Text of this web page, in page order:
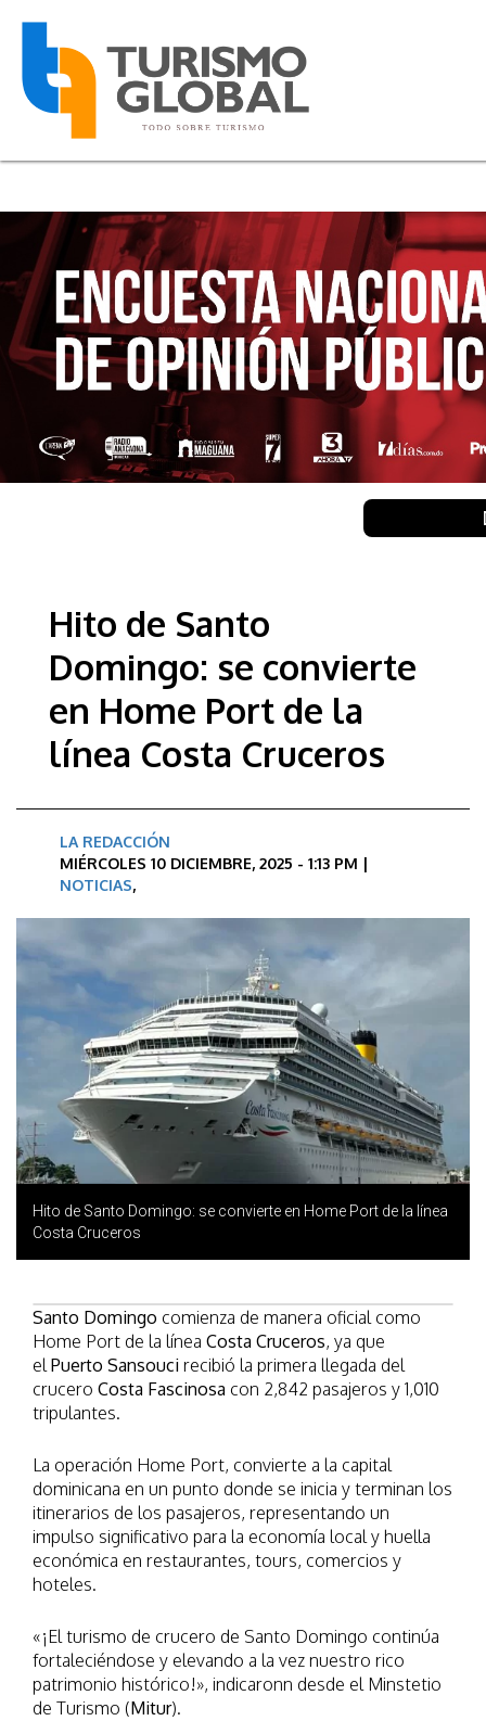
Hito de Santo
Domingo: se convierte
en Home Port de la
línea Costa Cruceros
LA REDACCIÓN
MIÉRCOLES 10 DICIEMBRE, 2025 - 1:13 PM |
NOTICIAS,
Hito de Santo Domingo: se convierte en Home Port de la línea
Costa Cruceros
Santo Domingo comienza de manera oficial como
Home Port de la línea Costa Cruceros, ya que
elPuerto Sansouci recibió la primera llegada del
crucero Costa Fascinosa con 2,842 pasajeros y 1,010
tripulantes.
La operación Home Port, convierte a la capital
dominicana en un punto donde se inicia y terminan los
itinerarios de los pasajeros, representando un
impulso significativo para la economía local y huella
económica en restaurantes, tours, comercios y
hoteles.
«¡El turismo de crucero de Santo Domingo continúa
fortaleciéndose y elevando a la vez nuestro rico
patrimonio histórico!», indicaronn desde el Minstetio
de Turismo (Mitur).